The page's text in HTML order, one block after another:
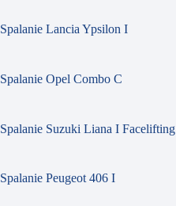
Spalanie Lancia Ypsilon I
Spalanie Opel Combo C
Spalanie Suzuki Liana I Facelifting
Spalanie Peugeot 406 I